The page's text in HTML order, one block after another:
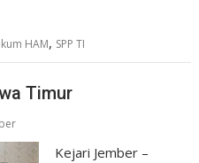
HAM, SPP TI
Timur
Kejari Jember –